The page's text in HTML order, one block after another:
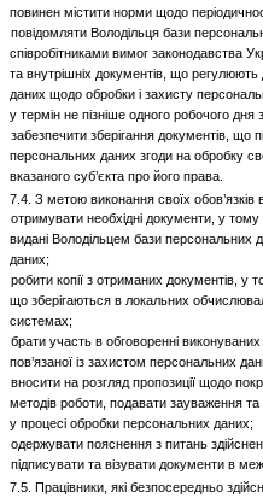
повинен містити норми щодо
повідомляти Володільця бази
співробітниками вимог законодавства
та внутрішніх документів, що регулюють
даних щодо обробки і захисту
у термін не пізніше одного робочого
забезпечити зберігання документів, що
персональних даних згоди на обробку
вказаного суб’єкта про його права.
7.4. З метою виконання своїх обов’язків
отримувати необхідні документи, у тому
видані Володільцем бази персональних
даних;
робити копії з отриманих документів, у
що зберігаються в локальних
системах;
брати участь в обговоренні виконуваних
пов’язаної із захистом персональних
вносити на розгляд пропозиції щодо
методів роботи, подавати зауваження та
у процесі обробки персональних даних;
одержувати пояснення з питань
підписувати та візувати документи в
7.5. Працівники, які безпосередньо